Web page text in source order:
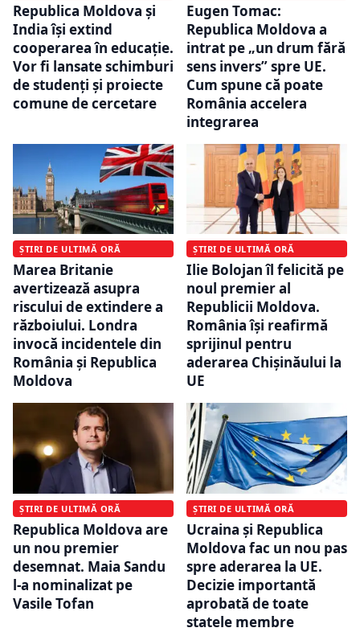
Republica Moldova și
India își extind
cooperarea în educație.
Vor fi lansate schimburi
de studenți și proiecte
comune de cercetare
Eugen Tomac:
Republica Moldova a
intrat pe „un drum fără
sens invers” spre UE.
Cum spune că poate
România accelera
integrarea
ȘTIRI DE ULTIMĂ ORĂ
Marea Britanie
avertizează asupra
riscului de extindere a
războiului. Londra
invocă incidentele din
România și Republica
Moldova
ȘTIRI DE ULTIMĂ ORĂ
Ilie Bolojan îl felicită pe
noul premier al
Republicii Moldova.
România își reafirmă
sprijinul pentru
aderarea Chișinăului la
UE
ȘTIRI DE ULTIMĂ ORĂ
Republica Moldova are
un nou premier
desemnat. Maia Sandu
l-a nominalizat pe
Vasile Tofan
ȘTIRI DE ULTIMĂ ORĂ
Ucraina și Republica
Moldova fac un nou pas
spre aderarea la UE.
Decizie importantă
aprobată de toate
statele membre